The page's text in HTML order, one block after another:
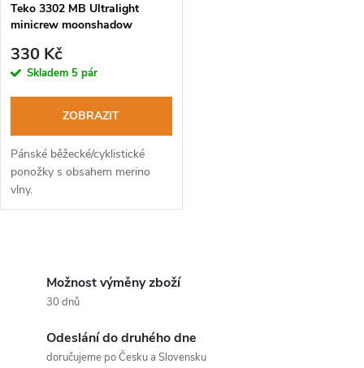
Teko 3302 MB Ultralight
minicrew moonshadow
330 Kč
Skladem 5 pár
ZOBRAZIT
Pánské běžecké/cyklistické
ponožky s obsahem merino
vlny.
Možnost výměny zboží
30 dnů
Odeslání do druhého dne
doručujeme po Česku a Slovensku